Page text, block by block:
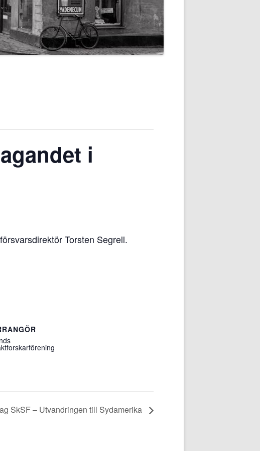
i
Torsten Segrell.
SkSF – Utvandringen till Sydamerika